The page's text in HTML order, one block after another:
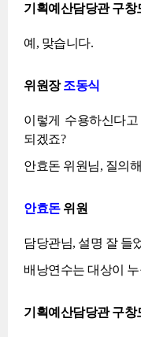
기획예산담당관 구창
예, 맞습니다.
위원장조동식
이렇게 수용하신다
되겠죠?
안효돈 위원님, 질의
안효돈위원
담당관님, 설명 잘 들
배낭연수는 대상이
기획예산담당관 구창